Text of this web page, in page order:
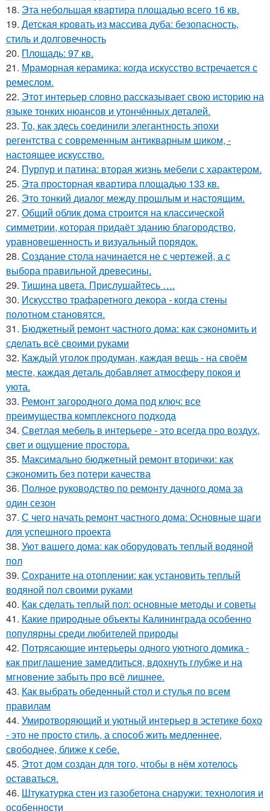
18. Эта небольшая квартира площадью всего 16 кв.
19. Детская кровать из массива дуба: безопасность,
стиль и долговечность
20. Площадь: 97 кв.
21. Мраморная керамика: когда искусство встречается с
ремеслом.
22. Этот интерьер словно рассказывает свою историю на
языке тонких нюансов и утончённых деталей.
23. То, как здесь соединили элегантность эпохи
регентства с современным антикварным шиком, -
настоящее искусство.
24. Пурпур и патина: вторая жизнь мебели с характером.
25. Эта просторная квартира площадью 133 кв.
26. Это тонкий диалог между прошлым и настоящим.
27. Общий облик дома строится на классической
симметрии, которая придаёт зданию благородство,
уравновешенность и визуальный порядок.
28. Создание стола начинается не с чертежей, а с
выбора правильной древесины.
29. Тишина цвета. Прислушайтесь ….
30. Искусство трафаретного декора - когда стены
полотном становятся.
31. Бюджетный ремонт частного дома: как сэкономить и
сделать всё своими руками
32. Каждый уголок продуман, каждая вещь - на своём
месте, каждая деталь добавляет атмосферу покоя и
уюта.
33. Ремонт загородного дома под ключ: все
преимущества комплексного подхода
34. Светлая мебель в интерьере - это всегда про воздух,
свет и ощущение простора.
35. Максимально бюджетный ремонт вторички: как
сэкономить без потери качества
36. Полное руководство по ремонту дачного дома за
один сезон
37. С чего начать ремонт частного дома: Основные шаги
для успешного проекта
38. Уют вашего дома: как оборудовать теплый водяной
пол
39. Сохраните на отоплении: как установить теплый
водяной пол своими руками
40. Как сделать теплый пол: основные методы и советы
41. Какие природные объекты Калининграда особенно
популярны среди любителей природы
42. Потрясающие интерьеры одного уютного домика -
как приглашение замедлиться, вдохнуть глубже и на
мгновение забыть про всё лишнее.
43. Как выбрать обеденный стол и стулья по всем
правилам
44. Умиротворяющий и уютный интерьер в эстетике бохо
- это не просто стиль, а способ жить медленнее,
свободнее, ближе к себе.
45. Этот дом создан для того, чтобы в нём хотелось
оставаться.
46. Штукатурка стен из газобетона снаружи: технология и
особенности